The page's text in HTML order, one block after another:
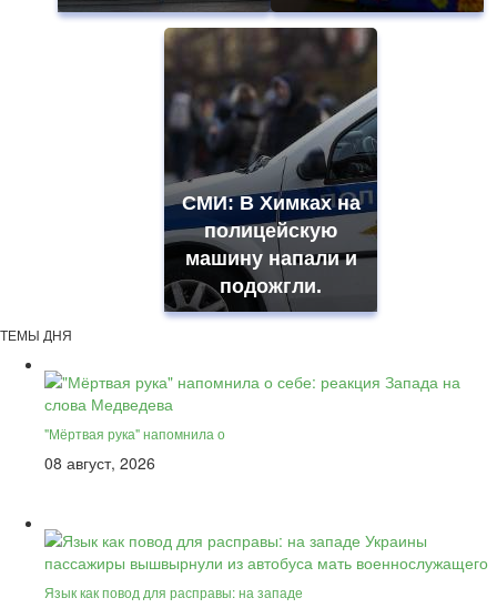
СМИ: В Химках на
полицейскую
машину напали и
подожгли.
ТЕМЫ ДНЯ
"Мёртвая рука" напомнила о
08 август, 2026
Язык как повод для расправы: на западе